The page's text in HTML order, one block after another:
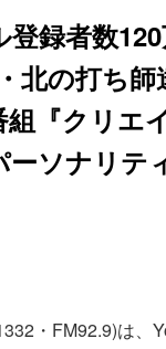
録者数
北の打ち師
組『クリエ
ーソナリテ
・FM92.9)は、